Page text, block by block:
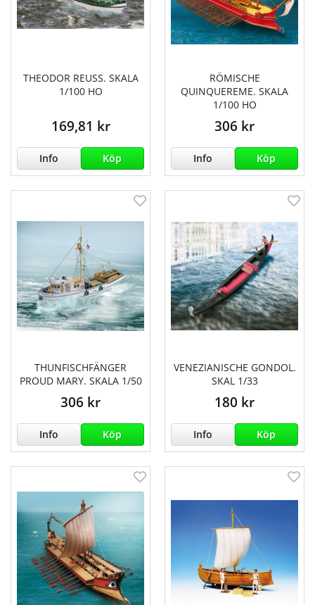
THEODOR REUSS. SKALA
1/100 HO
169,81 kr
Info Köp
RÖMISCHE
QUINQUEREME. SKALA
1/100 HO
306 kr
Info Köp
THUNFISCHFÄNGER
PROUD MARY. SKALA 1/50
306 kr
Info Köp
VENEZIANISCHE GONDOL.
SKAL 1/33
180 kr
Info Köp